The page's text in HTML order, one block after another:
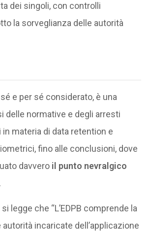
dei singoli, con controlli
la sorveglianza delle autorità
e per sé considerato, è una
delle normative e degli arresti
materia di data retention e
fino alle conclusioni, dove
davvero il punto nevralgico
legge che “L’EDPB comprende la
incaricate dell’applicazione